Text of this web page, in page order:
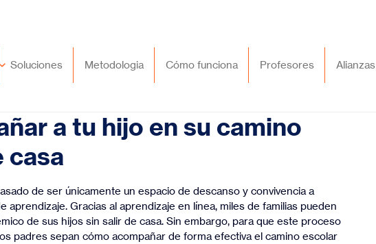
Soluciones Metodologia Cómo funciona Profesores Alianzas
a tu hijo en su camino
casa
de ser únicamente un espacio de descanso y convivencia a
aprendizaje. Gracias al aprendizaje en línea, miles de familias pueden
de sus hijos sin salir de casa. Sin embargo, para que este proceso
padres sepan cómo acompañar de forma efectiva el camino escolar